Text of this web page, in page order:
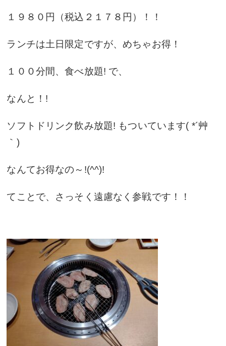
１９８０円（税込２１７８円）！！
ランチは土日限定ですが、めちゃお得！
１００分間、食べ放題! で、
なんと！!
ソフトドリンク飲み放題! もついています( *´艸
｀)
なんてお得なの～!(^^)!
てことで、さっそく遠慮なく参戦です！！